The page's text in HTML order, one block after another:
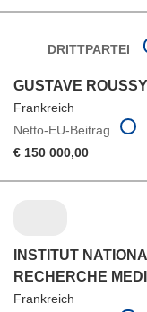
DRITTPARTEI
GUSTAVE
Frankreich
Netto-EU-Beitrag
€ 150 000,00
INSTITUT
RECHERCHE
Frankreich